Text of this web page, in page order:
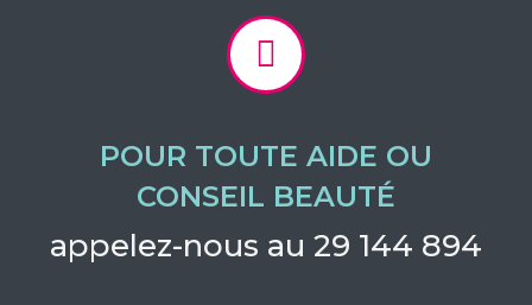
POUR TOUTE AIDE OU
CONSEIL BEAUTÉ
appelez-nous au 29 144 894